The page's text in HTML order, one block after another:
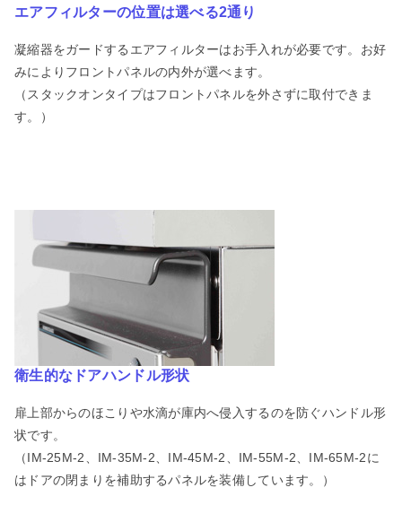
エアフィルターの位置は選べる2通り
凝縮器をガードするエアフィルターはお手入れが必要です。お好
みによりフロントパネルの内外が選べます。
（スタックオンタイプはフロントパネルを外さずに取付できま
す。）
衛生的なドアハンドル形状
扉上部からのほこりや水滴が庫内へ侵入するのを防ぐハンドル形
状です。
（IM-25M-2、IM-35M-2、IM-45M-2、IM-55M-2、IM-65M-2に
はドアの閉まりを補助するパネルを装備しています。）